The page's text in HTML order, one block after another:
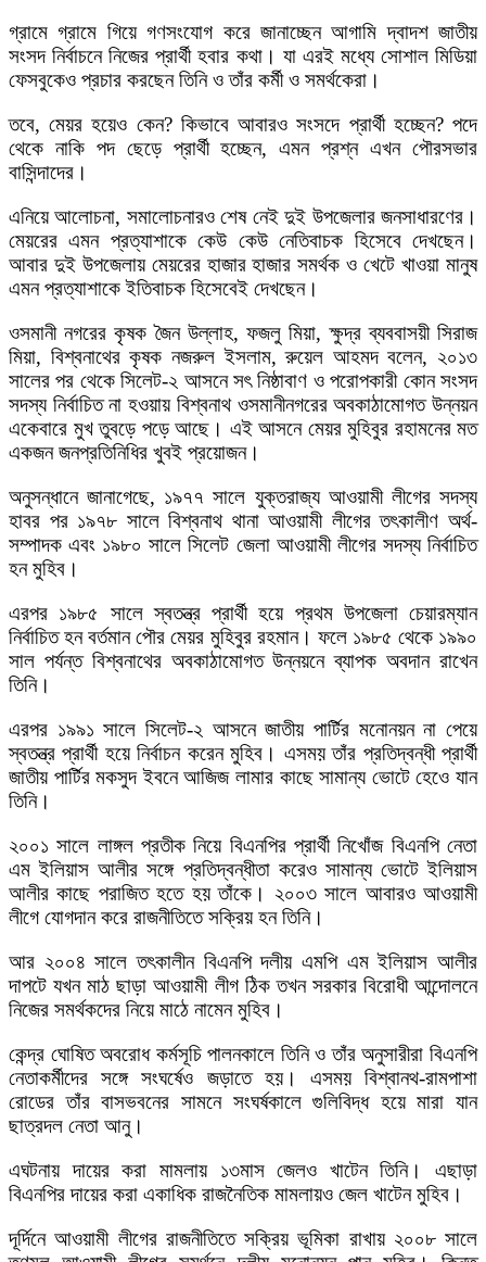
গ্রামে গ্রামে গিয়ে গণসংযোগ করে জানাচ্ছেন আগামি দ্বাদশ জাতীয়
সংসদ নির্বাচনে নিজের প্রার্থী হবার কথা। যা এরই মধ্যে সোশাল মিডিয়া
ফেসবুকেও প্রচার করছেন তিনি ও তাঁর কর্মী ও সমর্থকেরা।
তবে, মেয়র হয়েও কেন? কিভাবে আবারও সংসদে প্রার্থী হচ্ছেন? পদে
থেকে নাকি পদ ছেড়ে প্রার্থী হচ্ছেন, এমন প্রশ্ন এখন পৌরসভার
বাসিন্দাদের।
এনিয়ে আলোচনা, সমালোচনারও শেষ নেই দুই উপজেলার জনসাধারণের।
মেয়রের এমন প্রত্যাশাকে কেউ কেউ নেতিবাচক হিসেবে দেখছেন।
আবার দুই উপজেলায় মেয়রের হাজার হাজার সমর্থক ও খেটে খাওয়া মানুষ
এমন প্রত্যাশাকে ইতিবাচক হিসেবেই দেখছেন।
ওসমানী নগরের কৃষক জৈন উল্লাহ, ফজলু মিয়া, ক্ষুদ্র ব্যববাসয়ী সিরাজ
মিয়া, বিশ্বনাথের কৃষক নজরুল ইসলাম, রুয়েল আহমদ বলেন, ২০১৩
সালের পর থেকে সিলেট-২ আসনে সৎ নিষ্ঠাবাণ ও পরোপকারী কোন সংসদ
সদস্য নির্বাচিত না হওয়ায় বিশ্বনাথ ওসমানীনগরের অবকাঠামোগত উন্নয়ন
একেবারে মুখ তুবড়ে পড়ে আছে। এই আসনে মেয়র মুহিবুর রহামনের মত
একজন জনপ্রতিনিধির খুবই প্রয়োজন।
অনুসন্ধানে জানাগেছে, ১৯৭৭ সালে যুক্তরাজ্য আওয়ামী লীগের সদস্য
হাবর পর ১৯৭৮ সালে বিশ্বনাথ থানা আওয়ামী লীগের তৎকালীণ অর্থ-
সম্পাদক এবং ১৯৮০ সালে সিলেট জেলা আওয়ামী লীগের সদস্য নির্বাচিত
হন মুহিব।
এরপর ১৯৮৫ সালে স্বতন্ত্র প্রার্থী হয়ে প্রথম উপজেলা চেয়ারম্যান
নির্বাচিত হন বর্তমান পৌর মেয়র মুহিবুর রহমান। ফলে ১৯৮৫ থেকে ১৯৯০
সাল পর্যন্ত বিশ্বনাথের অবকাঠামোগত উন্নয়নে ব্যাপক অবদান রাখেন
তিনি।
এরপর ১৯৯১ সালে সিলেট-২ আসনে জাতীয় পার্টির মনোনয়ন না পেয়ে
স্বতন্ত্র প্রার্থী হয়ে নির্বাচন করেন মুহিব। এসময় তাঁর প্রতিদ্বন্ধী প্রার্থী
জাতীয় পার্টির মকসুদ ইবনে আজিজ লামার কাছে সামান্য ভোটে হেওে যান
তিনি।
২০০১ সালে লাঙ্গল প্রতীক নিয়ে বিএনপির প্রার্থী নিখোঁজ বিএনপি নেতা
এম ইলিয়াস আলীর সঙ্গে প্রতিদ্বন্ধীতা করেও সামান্য ভোটে ইলিয়াস
আলীর কাছে পরাজিত হতে হয় তাঁকে। ২০০৩ সালে আবারও আওয়ামী
লীগে যোগদান করে রাজনীতিতে সক্রিয় হন তিনি।
আর ২০০৪ সালে তৎকালীন বিএনপি দলীয় এমপি এম ইলিয়াস আলীর
দাপটে যখন মাঠ ছাড়া আওয়ামী লীগ ঠিক তখন সরকার বিরোধী আন্দোলনে
নিজের সমর্থকদের নিয়ে মাঠে নামেন মুহিব।
কেন্দ্র ঘোষিত অবরোধ কর্মসূচি পালনকালে তিনি ও তাঁর অনুসারীরা বিএনপি
নেতাকর্মীদের সঙ্গে সংঘর্ষেও জড়াতে হয়। এসময় বিশ্বানথ-রামপাশা
রোডের তাঁর বাসভবনের সামনে সংঘর্ষকালে গুলিবিদ্ধ হয়ে মারা যান
ছাত্রদল নেতা আনু।
এঘটনায় দায়ের করা মামলায় ১৩মাস জেলও খাটেন তিনি। এছাড়া
বিএনপির দায়ের করা একাধিক রাজনৈতিক মামলায়ও জেল খাটেন মুহিব।
দূর্দিনে আওয়ামী লীগের রাজনীতিতে সক্রিয় ভূমিকা রাখায় ২০০৮ সালে